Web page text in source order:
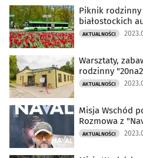
Piknik
białostockich
AKTUALNOŚCI
Warsztaty,
rodzinny
AKTUALNOŚCI
Misja Wschód
Rozmowa z
AKTUALNOŚCI